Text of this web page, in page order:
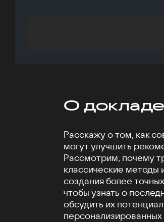
О докладе
Расскажу о том, как
могут улучшить
Рассмотрим, почему
классические методы
создания более
чтобы узнать о
обсудить их